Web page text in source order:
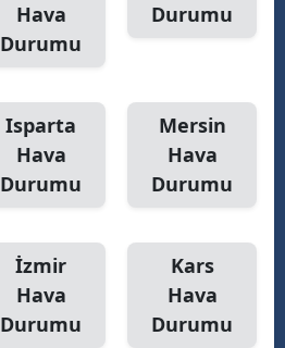
Hava
Durumu
Durumu
Isparta
Hava
Durumu
Mersin
Hava
Durumu
İzmir
Hava
Durumu
Kars
Hava
Durumu